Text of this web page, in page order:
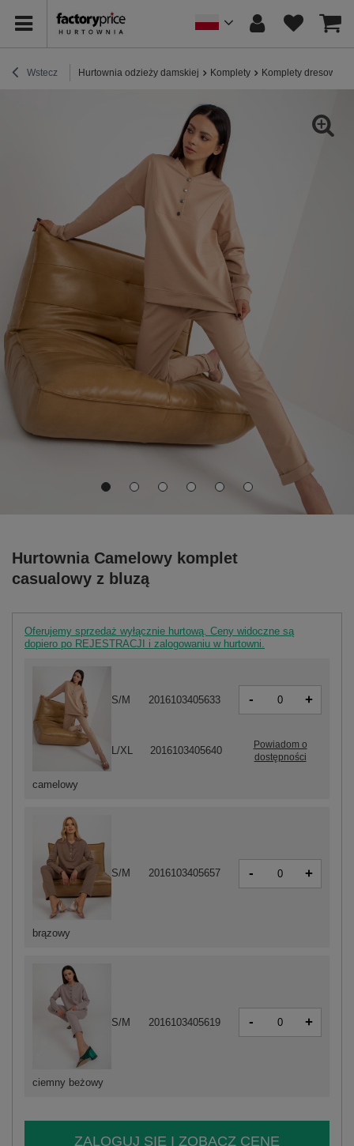
Wstecz Hurtownia odzieży damskiej Komplety Komplety dresowe
Hurtownia Camelowy komplet
casualowy z bluzą
Oferujemy sprzedaż wyłącznie hurtową. Ceny widoczne są
dopiero po REJESTRACJI i zalogowaniu w hurtowni.
camelowy
S/M 2016103405633 - +
L/XL 2016103405640
Powiadom o
dostępności
brązowy
S/M 2016103405657 - +
ciemny beżowy
S/M 2016103405619 - +
ZALOGUJ SIĘ I ZOBACZ CENĘ